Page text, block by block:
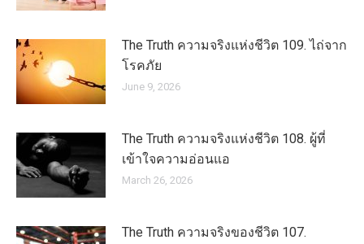
The Truth ความจริงแห่งชีวิต 109. ไถ่จาก
โรคภัย
June 9, 2026
The Truth ความจริงแห่งชีวิต 108. ผู้ที่
เข้าใจความอ่อนแอ
March 26, 2026
The Truth ความจริงของชีวิต 107.